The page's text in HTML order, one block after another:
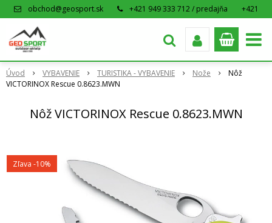
obchod@geosport.sk +421 949 333 712 / predajňa
+421
Úvod VYBAVENIE TURISTIKA - VYBAVENIE Nože
Nôž
VICTORINOX Rescue 0.8623.MWN
Nôž VICTORINOX Rescue 0.8623.MWN
Zľava -10%